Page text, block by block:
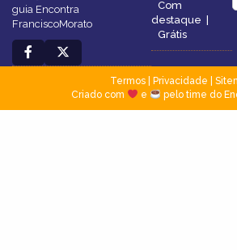
guia Encontra
FranciscoMorato
Com
destaque |
Grátis
Termos| Privacidade
Criado com
e pelo time do